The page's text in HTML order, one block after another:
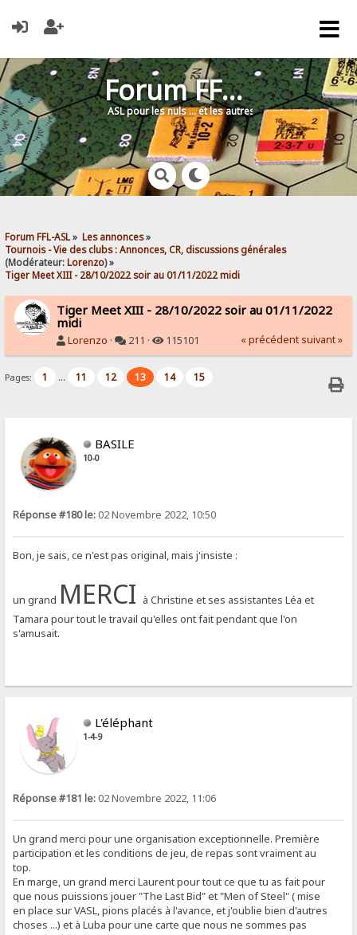
Forum FFL-ASL
ASL pour les nuls … et les autres !
Forum FFL-ASL» Les annonces»
Tournois - Vie des clubs : Annonces, CR, discussions générales
(Modérateur:Lorenzo) »
Tiger Meet XIII - 28/10/2022 soir au 01/11/2022 midi
Tiger Meet XIII - 28/10/2022 soir au 01/11/2022
midi
Lorenzo · 211 · 115101 « précédent suivant »
Pages: 1 ... 11 12 13 14 15
BASILE
10-0
Réponse #180 le: 02 Novembre 2022, 10:50
Bon, je sais, ce n'est pas original, mais j'insiste :
un grand MERCI à Christine et ses assistantes Léa et
Tamara pour tout le travail qu'elles ont fait pendant que l'on
s'amusait.
L'éléphant
1-4-9
Réponse #181 le: 02 Novembre 2022, 11:06
Un grand merci pour une organisation exceptionnelle. Première
participation et les conditions de jeu, de repas sont vraiment au
top.
En marge, un grand merci Laurent pour tout ce que tu as fait pour
que nous puissions jouer "The Last Bid" et "Men of Steel" ( mise
en place sur VASL, pions placés à l'avance, et j'oublie bien d'autres
choses ...) et à Luba pour une carte que nous ne sommes pas